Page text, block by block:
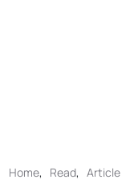
Home, Read,Article